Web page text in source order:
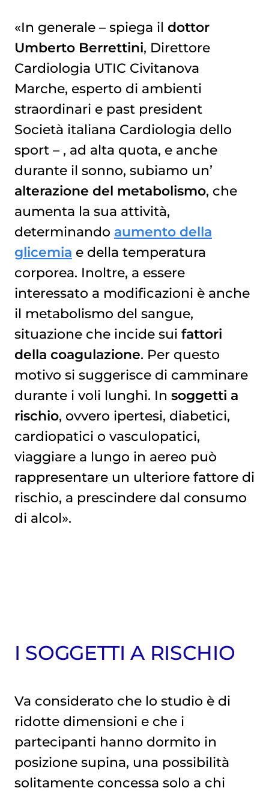
«In generale – spiega il dottor
Umberto Berrettini, Direttore
Cardiologia UTIC Civitanova
Marche, esperto di ambienti
straordinari e past president
Società italiana Cardiologia dello
sport – , ad alta quota, e anche
durante il sonno, subiamo un’
alterazione del metabolismo, che
aumenta la sua attività,
determinando aumento della
glicemia e della temperatura
corporea. Inoltre, a essere
interessato a modificazioni è anche
il metabolismo del sangue,
situazione che incide sui fattori
della coagulazione. Per questo
motivo si suggerisce di camminare
durante i voli lunghi. In soggetti a
rischio, ovvero ipertesi, diabetici,
cardiopatici o vasculopatici,
viaggiare a lungo in aereo può
rappresentare un ulteriore fattore di
rischio, a prescindere dal consumo
di alcol».
I SOGGETTI A RISCHIO
Va considerato che lo studio è di
ridotte dimensioni e che i
partecipanti hanno dormito in
posizione supina, una possibilità
solitamente concessa solo a chi